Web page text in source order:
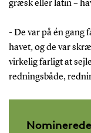
græsk eller latin –
- De var på én gang
havet, og de var
virkelig farligt at
redningsbåde,